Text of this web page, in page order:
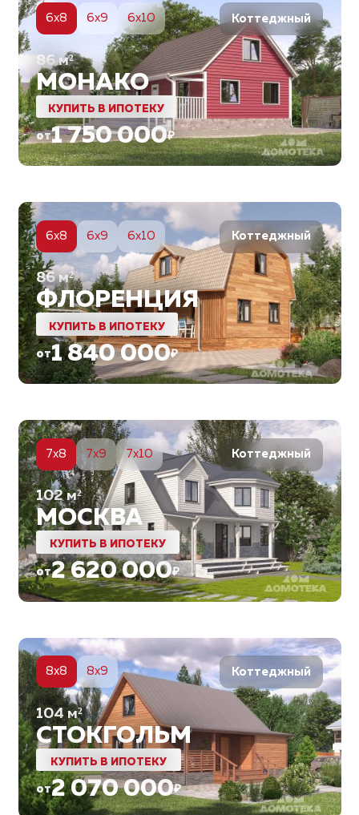
Коттеджный
6x8 6x9 6x10
86м²
МОНАКО
КУПИТЬ В ИПОТЕКУ
от1 750 000₽
Коттеджный
6x8 6x9 6x10
86м²
ФЛОРЕНЦИЯ
КУПИТЬ В ИПОТЕКУ
от1 840 000₽
5
Коттеджный
7x8 7x9 7x10
102м²
МОСКВА
КУПИТЬ В ИПОТЕКУ
от2 620 000₽
6
Коттеджный
8x8 8x9
104м²
СТОКГОЛЬМ
КУПИТЬ В ИПОТЕКУ
от2 070 000₽
6